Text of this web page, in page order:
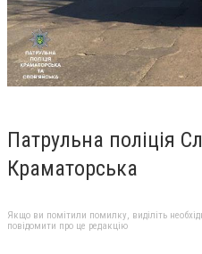
Патрульна поліція
Краматорська
Якщо ви помітили помилку, виділіть
повідомити про це редакцію